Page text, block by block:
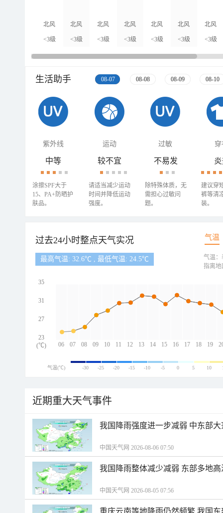
北风
<3级
北风
<3级
北风
<3级
北风
<3级
北风
<3级
北风
<3级
北风
<3级
生活助手 08-07 08-08 08-09 08-10
紫外线 运动 过敏 穿
中等
涂擦SPF大于
15、PA+防晒护
肤品。
较不宜
请适当减少运动
时间并降低运动
强度。
不易发
除特殊体质，无
需担心过敏问
题。
建议穿
裤等清
装。
过去24小时整点天气实况 气温
最高气温: 32.6℃ , 最低气温: 24.5℃
06 07 08 09 10 11 12 13 14 15 16 17 18 19
35
31
27
23
(℃)
气温：
指离地
气温(℃) -30 -25 -20 -15 -10 -5 0 5 10
近期重大天气事件
我国降雨强度进一步减弱 中东部
中国天气网 2026-08-06 07:50
我国降雨整体减少减弱 东部多地
中国天气网 2026-08-05 07:56
重庆云南等地降雨仍然频繁 我国